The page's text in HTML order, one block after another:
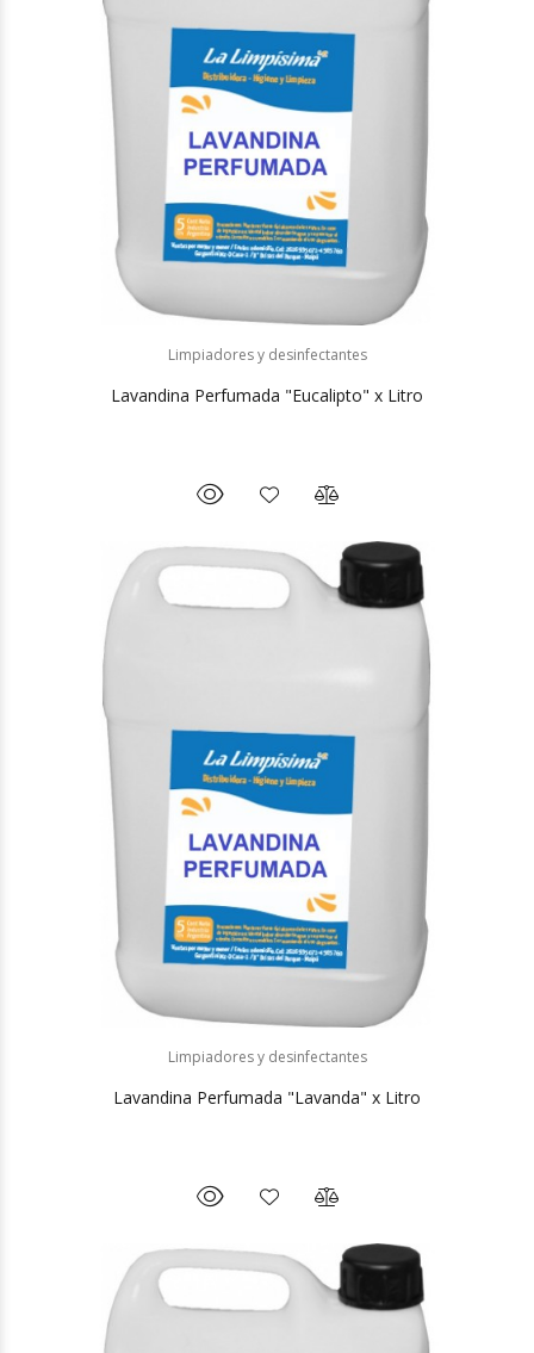
Limpiadores y desinfectantes
Lavandina Perfumada "Eucalipto" x Litro
Limpiadores y desinfectantes
Lavandina Perfumada "Lavanda" x Litro